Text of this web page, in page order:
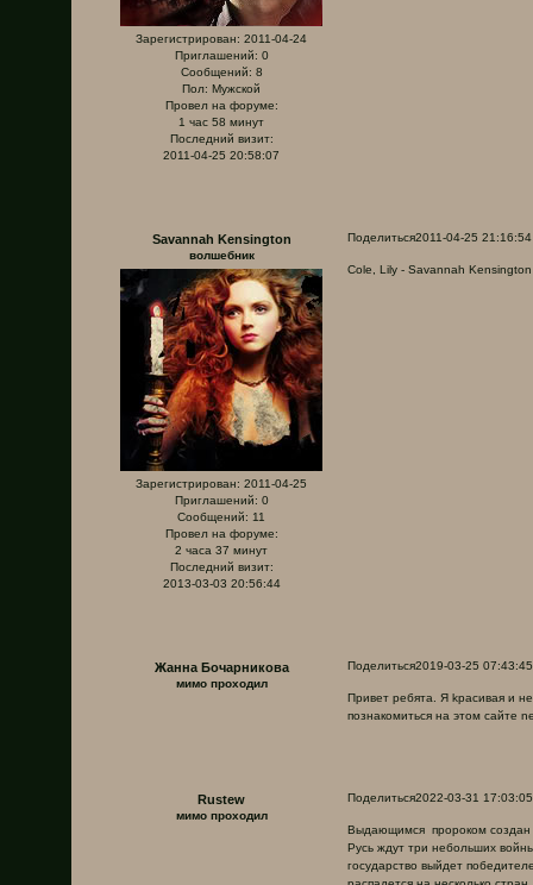
Зарегистрирован: 2011-04-24
Приглашений: 0
Сообщений: 8
Пол: Мужской
Провел на форуме:
1 час 58 минут
Последний визит:
2011-04-25 20:58:07
Поделиться2011-04-25 21:16:54
Savannah Kensington
волшебник
Зарегистрирован: 2011-04-25
Приглашений: 0
Сообщений: 11
Провел на форуме:
2 часа 37 минут
Последний визит:
2013-03-03 20:56:44
Cole, Lily - Savannah Kensington
Поделиться2019-03-25 07:43:45
Жанна Бочарникова
мимо проходил
Привет ребята. Я kрасивая и
познакомиться нa этом cайтe
Поделиться2022-03-31 17:03:05
Rustew
мимо проходил
Выдающимся пророком создан
Русь ждут три небольших
государство выйдет